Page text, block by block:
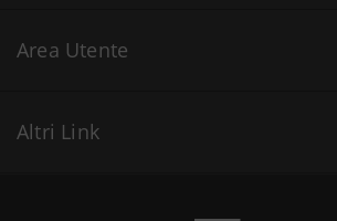
Area Utente
Altri Link